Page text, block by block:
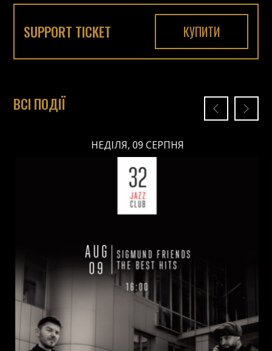
SUPPORT TICKET КУПИТИ
ВСІ ПОДІЇ
НЕДІЛЯ, 09 СЕРПНЯ
НЕДІЛЯ, 09 СЕРПНЯ
Виконавці: Павло Литвиненко (Рояль,) /Денис
Дудко (Бас, Олександр Люлякін (Барабани,) /